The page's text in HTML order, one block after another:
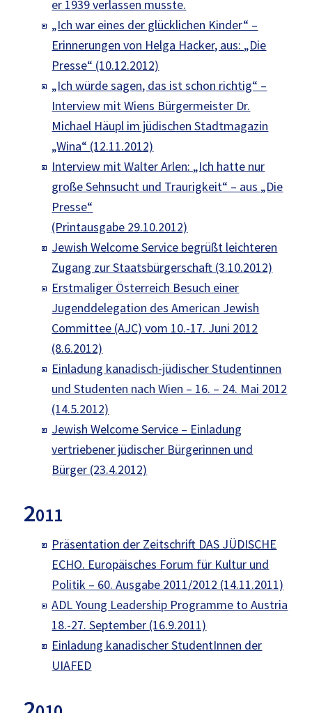
er 1939 verlassen musste.
„Ich war eines der glücklichen Kinder“ –
Erinnerungen von Helga Hacker, aus: „Die
Presse“ (10.12.2012)
„Ich würde sagen, das ist schon richtig“ –
Interview mit Wiens Bürgermeister Dr.
Michael Häupl im jüdischen Stadtmagazin
„Wina“ (12.11.2012)
Interview mit Walter Arlen: „Ich hatte nur
große Sehnsucht und Traurigkeit“ – aus „Die
Presse“
(Printausgabe 29.10.2012)
Jewish Welcome Service begrüßt leichteren
Zugang zur Staatsbürgerschaft (3.10.2012)
Erstmaliger Österreich Besuch einer
Jugenddelegation des American Jewish
Committee (AJC) vom 10.-17. Juni 2012
(8.6.2012)
Einladung kanadisch-jüdischer Studentinnen
und Studenten nach Wien – 16. – 24. Mai 2012
(14.5.2012)
Jewish Welcome Service – Einladung
vertriebener jüdischer Bürgerinnen und
Bürger (23.4.2012)
2011
Präsentation der Zeitschrift DAS JÜDISCHE
ECHO. Europäisches Forum für Kultur und
Politik – 60. Ausgabe 2011/2012 (14.11.2011)
ADL Young Leadership Programme to Austria
18.-27. September (16.9.2011)
Einladung kanadischer StudentInnen der
UIAFED